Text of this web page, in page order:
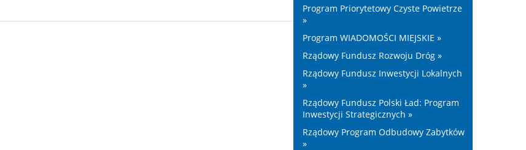
Program Priorytetowy Czyste Powietrze
»
Program WIADOMOŚCI MIEJSKIE »
Rządowy Fundusz Rozwoju Dróg »
Rządowy Fundusz Inwestycji Lokalnych
»
Rządowy Fundusz Polski Ład: Program
Inwestycji Strategicznych »
Rządowy Program Odbudowy Zabytków
»